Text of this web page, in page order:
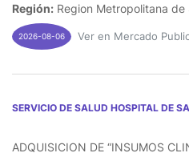
Región: Region Metropolitana de
2026-08-06 Ver en Mercado
SERVICIO DE SALUD HOSPITAL DE
ADQUISICION DE “INSUMOS